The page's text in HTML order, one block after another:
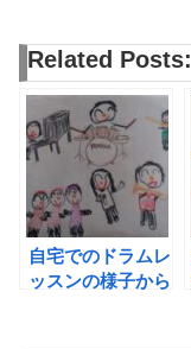
Related Posts:
自宅でのドラムレ
ッスンの様子から